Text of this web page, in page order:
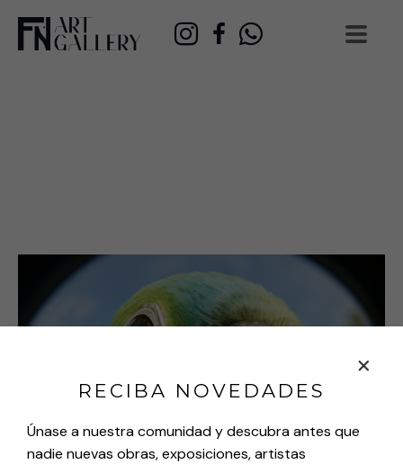
RECIBA NOVEDADES
Únase a nuestra comunidad y descubra antes que
nadie nuevas obras, exposiciones, artistas